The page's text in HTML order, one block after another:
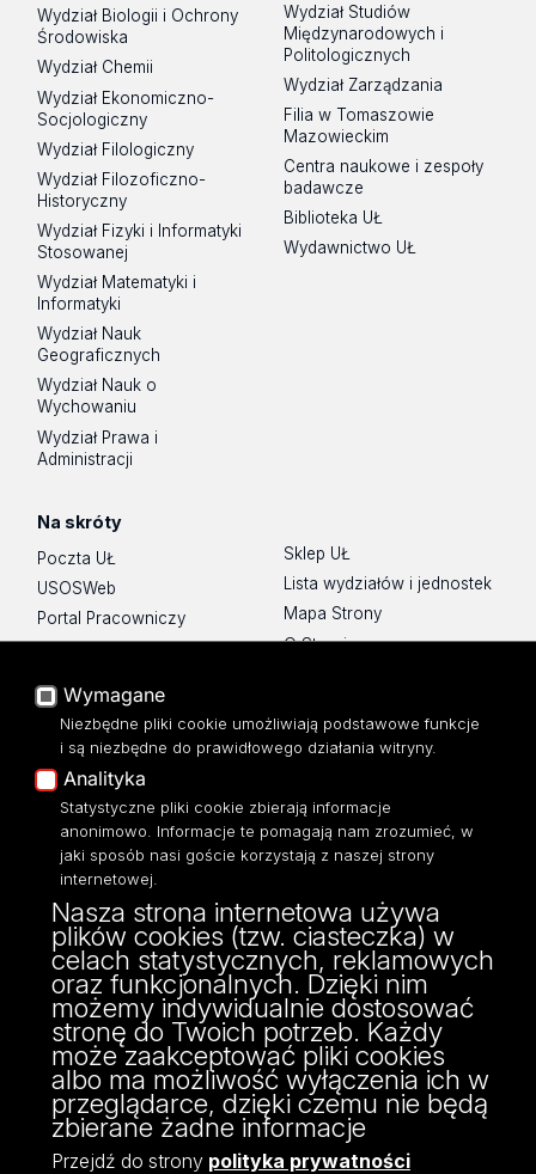
Wydział Biologii i Ochrony
Środowiska
Wydział Chemii
Wydział Ekonomiczno-
Socjologiczny
Wydział Filologiczny
Wydział Filozoficzno-
Historyczny
Wydział Fizyki i Informatyki
Stosowanej
Wydział Matematyki i
Informatyki
Wydział Nauk
Geograficznych
Wydział Nauk o
Wychowaniu
Wydział Prawa i
Administracji
Wydział Studiów
Międzynarodowych i
Politologicznych
Wydział Zarządzania
Filia w Tomaszowie
Mazowieckim
Centra naukowe i zespoły
badawcze
Biblioteka UŁ
Wydawnictwo UŁ
Na skróty
Poczta UŁ
USOSWeb
Portal Pracowniczy
Baza Aktów Własnych
Moodle
Eksperci UŁ
Polityka Prywatności
Dostępność
Sklep UŁ
Lista wydziałów i jednostek
Mapa Strony
O Stronie
ul. Narutowicza 68, 90-136 Łódź
NIP: 724 000 32 43
Adres do doręczeń elektronicznych (ADE):
AE:PL-74796-17640-IHHIV-17
KONTAKT
Wymagane
Niezbędne pliki cookie umożliwiają podstawowe funkcje
i są niezbędne do prawidłowego działania witryny.
Analityka
Statystyczne pliki cookie zbierają informacje
anonimowo. Informacje te pomagają nam zrozumieć, w
jaki sposób nasi goście korzystają z naszej strony
internetowej.
Nasza strona internetowa używa
plików cookies (tzw. ciasteczka) w
celach statystycznych, reklamowych
oraz funkcjonalnych. Dzięki nim
możemy indywidualnie dostosować
stronę do Twoich potrzeb. Każdy
może zaakceptować pliki cookies
albo ma możliwość wyłączenia ich w
przeglądarce, dzięki czemu nie będą
zbierane żadne informacje
Przejdź do strony polityka prywatności